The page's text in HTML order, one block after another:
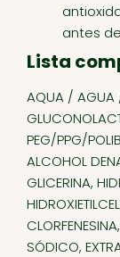
antes
Lista
AQUA / AGUA
PEG/PPG/
ALCOHOL
GLICERINA,
SÓDICO,